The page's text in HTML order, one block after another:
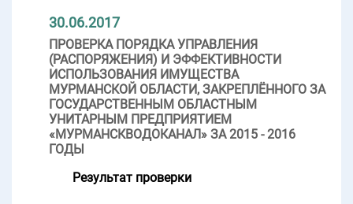
30.06.2017
ПРОВЕРКА ПОРЯДКА УПРАВЛЕНИЯ
(РАСПОРЯЖЕНИЯ) И ЭФФЕКТИВНОСТИ
ИСПОЛЬЗОВАНИЯ ИМУЩЕСТВА
МУРМАНСКОЙ ОБЛАСТИ, ЗАКРЕПЛЁННОГО ЗА
ГОСУДАРСТВЕННЫМ ОБЛАСТНЫМ
УНИТАРНЫМ ПРЕДПРИЯТИЕМ
«МУРМАНСКВОДОКАНАЛ» ЗА 2015 - 2016
ГОДЫ
Результат проверки